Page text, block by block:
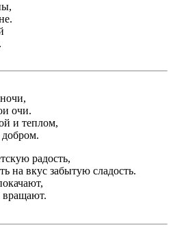
очи.
и теплом,
радость,
на вкус забытую сладость.
вращают.